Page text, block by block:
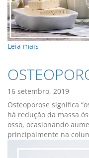
Leia mais
16 setembro, 2019
Osteoporose significa
há redução da massa
osso, ocasionando
principalmente na